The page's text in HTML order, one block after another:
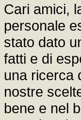
Cari amici,
personale
stato dato
fatti e di
una ricerca
nostre
bene e nel